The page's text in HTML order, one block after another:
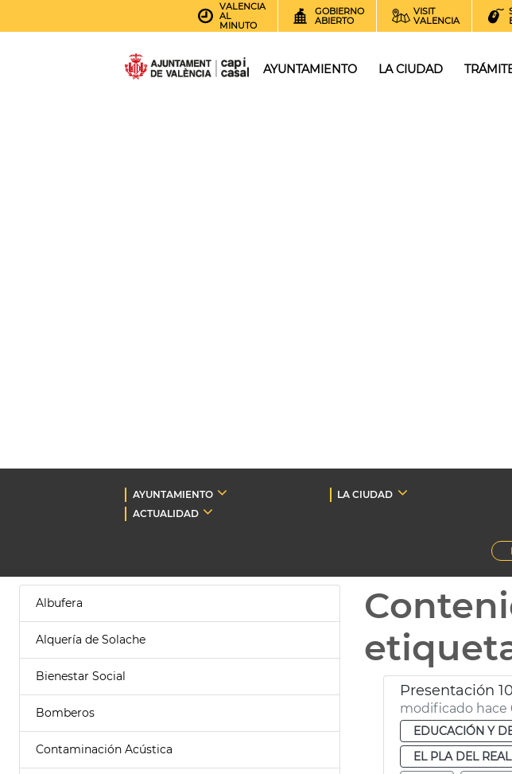
VALENCIA
AL
MINUTO
GOBIERNO
ABIERTO
VISIT
VALENCIA
AYUNTAMIENTO LA CIUDAD
AYUNTAMIENTO LA CIUDAD
ACTUALIDAD
Albufera
Alquería de Solache
Bienestar Social
Bomberos
Contaminación Acústica
Presentación
modificado hace
EDUCACIÓN Y
EL PLA DEL REAL